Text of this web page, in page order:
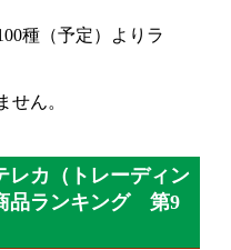
種（予定）よりラ
せん。
レカ（トレーディン
品ランキング 第9